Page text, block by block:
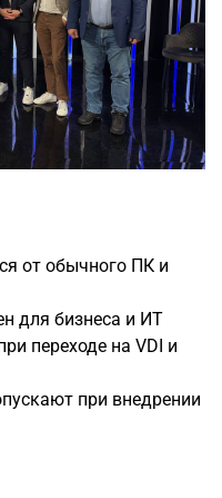
от обычного ПК и
для бизнеса и ИТ
переходе на VDI и
при внедрении